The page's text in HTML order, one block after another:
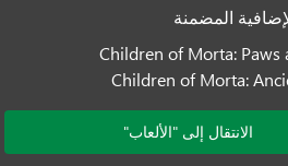
المضمنة
Children of Morta: Paws
Children of Morta:
الانتقال إلى "الألعاب"